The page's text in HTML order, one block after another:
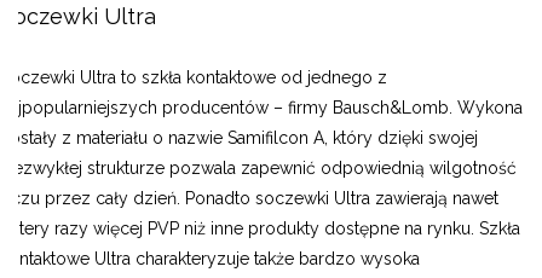
Soczewki Ultra
Soczewki Ultra to szkła kontaktowe od jednego z
najpopularniejszych producentów – firmy Bausch&Lomb. Wykonane
zostały z materiału o nazwie Samifilcon A, który dzięki swojej
niezwykłej strukturze pozwala zapewnić odpowiednią wilgotność
oczu przez cały dzień. Ponadto soczewki Ultra zawierają nawet
cztery razy więcej PVP niż inne produkty dostępne na rynku. Szkła
kontaktowe Ultra charakteryzuje także bardzo wysoka